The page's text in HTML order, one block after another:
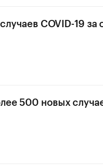
COVID-19 за
500 новых